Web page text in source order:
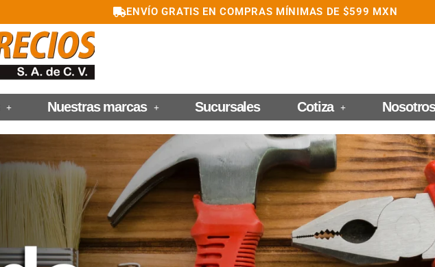
ENVÍO GRATIS EN COMPRAS MÍNIMAS DE $599 MXN
Nuestras marcas Sucursales Cotiza